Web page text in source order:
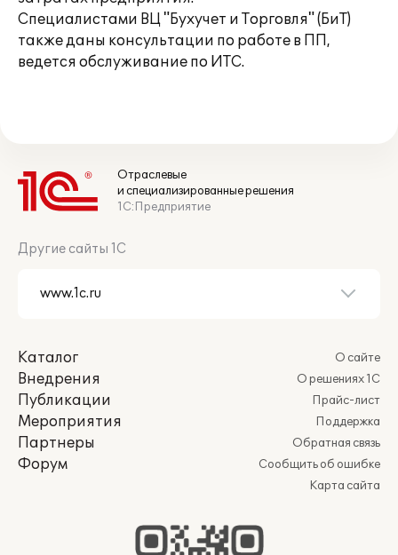
Специалистами ВЦ "Бухучет и Торговля" (БиТ)
также даны консультации по работе в ПП,
ведется обслуживание по ИТС.
Отраслевые
и специализированные решения
1С:Предприятие
Другие сайты 1С
Каталог
Внедрения
Публикации
Мероприятия
Партнеры
Форум
О сайте
О решениях 1С
Прайс-лист
Поддержка
Обратная связь
Сообщить об ошибке
Карта сайта